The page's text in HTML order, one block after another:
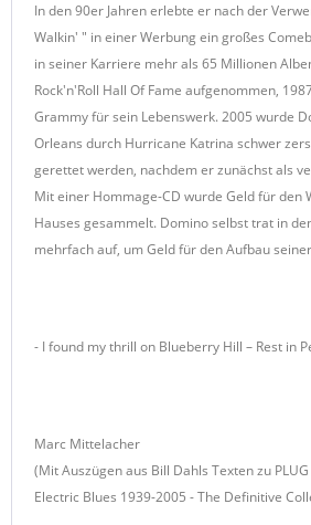
In den 90er Jahren erlebte er nach der
Walkin' " in einer Werbung ein großes
in seiner Karriere mehr als 65 Millionen
Rock'n'Roll Hall Of Fame aufgenommen,
Grammy für sein Lebenswerk. 2005 wurde
Orleans durch Hurricane Katrina schwer
gerettet werden, nachdem er zunächst als
Mit einer Hommage-CD wurde Geld für den
Hauses gesammelt. Domino selbst trat in
mehrfach auf, um Geld für den Aufbau
- I found my thrill on Blueberry Hill – Rest in
Marc Mittelacher
(Mit Auszügen aus Bill Dahls Texten zu PLUG
Electric Blues 1939-2005 - The Definitive